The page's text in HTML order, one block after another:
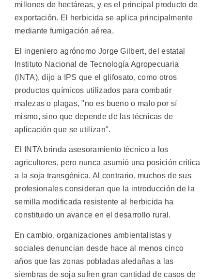
millones de hectáreas, y es el principal producto de
exportación. El herbicida se aplica principalmente
mediante fumigación aérea.
El ingeniero agrónomo Jorge Gilbert, del estatal
Instituto Nacional de Tecnología Agropecuaria
(INTA), dijo a IPS que el glifosato, como otros
productos químicos utilizados para combatir
malezas o plagas, "no es bueno o malo por sí
mismo, sino que depende de las técnicas de
aplicación que se utilizan".
El INTA brinda asesoramiento técnico a los
agricultores, pero nunca asumió una posición crítica
a la soja transgénica. Al contrario, muchos de sus
profesionales consideran que la introducción de la
semilla modificada resistente al herbicida ha
constituido un avance en el desarrollo rural.
En cambio, organizaciones ambientalistas y
sociales denuncian desde hace al menos cinco
años que las zonas pobladas aledañas a las
siembras de soja sufren gran cantidad de casos de